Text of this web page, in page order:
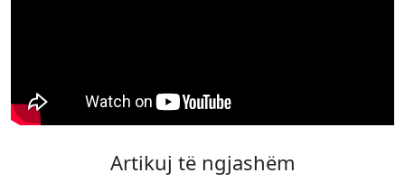
Artikuj të ngjashëm